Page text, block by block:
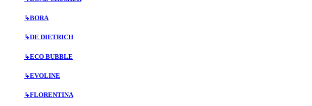
↳BORA
↳DE DIETRICH
↳ECO BUBBLE
↳EVOLINE
↳FLORENTINA